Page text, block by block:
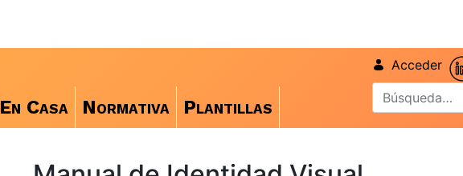
En Casa Normativa Plantillas
Acceder